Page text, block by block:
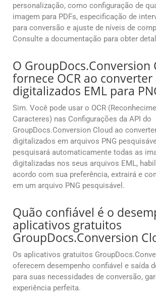
personalização, como configuração de
imagem para PDFs, especificação de
para conversão e ajuste de níveis de
Consulte a documentação para obter
O GroupDocs.Conversion
fornece OCR ao
digitalizados EML para
Sim. Você pode usar o OCR
Caracteres) nas Configurações da API do
GroupDocs.Conversion Cloud ao
digitalizados em arquivos PNG
pesquisará automaticamente todas as
digitalizadas nos seus arquivos EML,
acordo com sua preferência, extrairá e
em um arquivo PNG pesquisável.
Quão confiável é o
aplicativos gratuitos
GroupDocs.Conversion
Os aplicativos gratuitos
oferecem desempenho confiável e saída
para suas necessidades de conversão,
experiência perfeita.